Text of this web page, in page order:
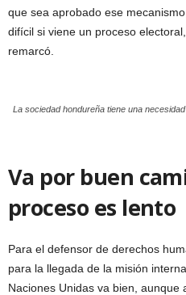
que sea aprobado ese
difícil si viene un proceso
remarcó.
La sociedad hondureña tiene una
Va por buen
proceso es lento
Para el defensor de derechos
para la llegada de la misión
Naciones Unidas va bien, aunque